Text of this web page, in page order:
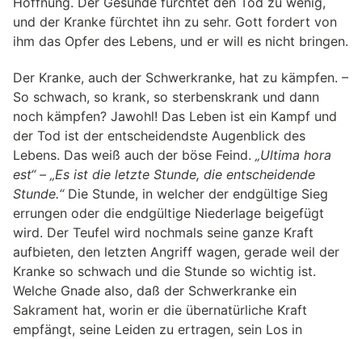
und der Kranke fürchtet ihn zu sehr. Gott fordert von
ihm das Opfer des Lebens, und er will es nicht bringen.
Der Kranke, auch der Schwerkranke, hat zu kämpfen. –
So schwach, so krank, so sterbenskrank und dann
noch kämpfen? Jawohl! Das Leben ist ein Kampf und
der Tod ist der entscheidendste Augenblick des
Lebens. Das weiß auch der böse Feind. „Ultima hora
est“ – „Es ist die letzte Stunde, die entscheidende
Stunde.“Die Stunde, in welcher der endgültige Sieg
errungen oder die endgültige Niederlage beigefügt
wird. Der Teufel wird nochmals seine ganze Kraft
aufbieten, den letzten Angriff wagen, gerade weil der
Kranke so schwach und die Stunde so wichtig ist.
Welche Gnade also, daß der Schwerkranke ein
Sakrament hat, worin er die übernatürliche Kraft
empfängt, seine Leiden zu ertragen, sein Los in